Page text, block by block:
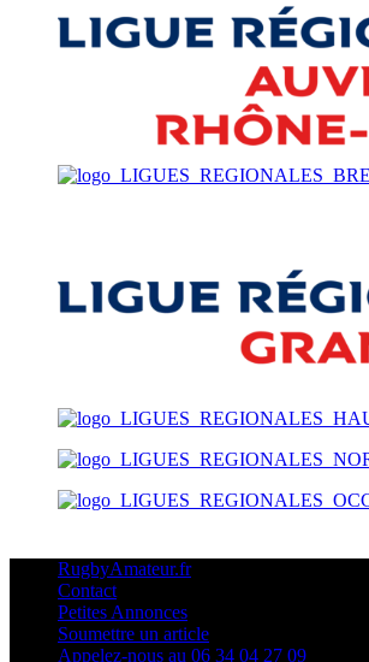
RugbyAmateur.fr
Contact
Petites Annonces
Soumettre un article
Appelez-nous au 06 34 04 27 09